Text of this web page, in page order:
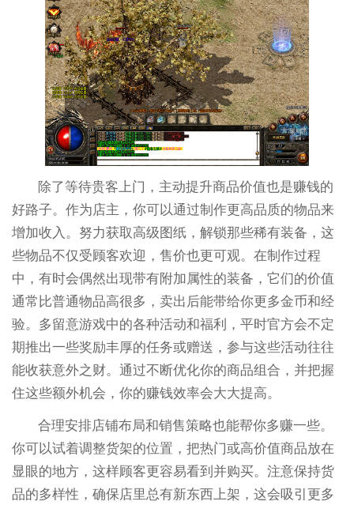
除了等待贵客上门，主动提升商品价值也是赚钱的
好路子。作为店主，你可以通过制作更高品质的物品来
增加收入。努力获取高级图纸，解锁那些稀有装备，这
些物品不仅受顾客欢迎，售价也更可观。在制作过程
中，有时会偶然出现带有附加属性的装备，它们的价值
通常比普通物品高很多，卖出后能带给你更多金币和经
验。多留意游戏中的各种活动和福利，平时官方会不定
期推出一些奖励丰厚的任务或赠送，参与这些活动往往
能收获意外之财。通过不断优化你的商品组合，并把握
住这些额外机会，你的赚钱效率会大大提高。
合理安排店铺布局和销售策略也能帮你多赚一些。
你可以试着调整货架的位置，把热门或高价值商品放在
显眼的地方，这样顾客更容易看到并购买。注意保持货
品的多样性，确保店里总有新东西上架，这会吸引更多